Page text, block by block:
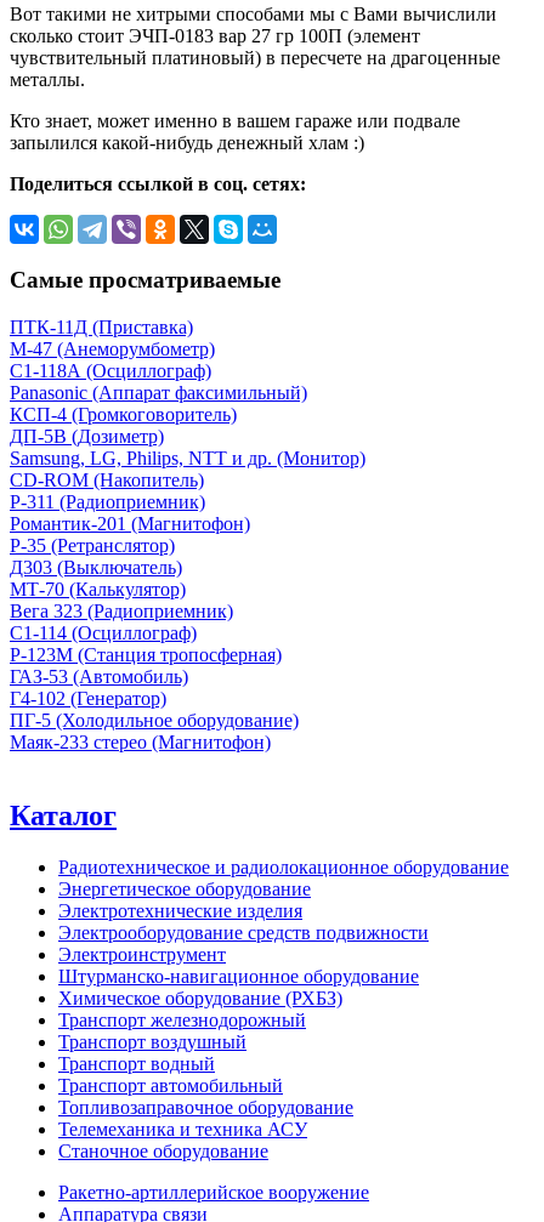
Вот такими не хитрыми способами мы с Вами вычислили
сколько стоит ЭЧП-0183 вар 27 гр 100П (элемент
чувствительный платиновый) в пересчете на драгоценные
металлы.
Кто знает, может именно в вашем гараже или подвале
запылился какой-нибудь денежный хлам :)
Поделиться ссылкой в соц. сетях:
Самые просматриваемые
ПТК-11Д (Приставка)
М-47 (Анеморумбометр)
С1-118А (Осциллограф)
Panasonic (Аппарат факсимильный)
КСП-4 (Громкоговоритель)
ДП-5В (Дозиметр)
Samsung, LG, Philips, NTT и др. (Монитор)
CD-ROM (Накопитель)
Р-311 (Радиоприемник)
Романтик-201 (Магнитофон)
Р-35 (Ретранслятор)
Д303 (Выключатель)
МТ-70 (Калькулятор)
Вега 323 (Радиоприемник)
С1-114 (Осциллограф)
Р-123М (Станция тропосферная)
ГАЗ-53 (Автомобиль)
Г4-102 (Генератор)
ПГ-5 (Холодильное оборудование)
Маяк-233 стерео (Магнитофон)
Каталог
Радиотехническое и радиолокационное оборудование
Энергетическое оборудование
Электротехнические изделия
Электрооборудование средств подвижности
Электроинструмент
Штурманско-навигационное оборудование
Химическое оборудование (РХБЗ)
Транспорт железнодорожный
Транспорт воздушный
Транспорт водный
Транспорт автомобильный
Топливозаправочное оборудование
Телемеханика и техника АСУ
Станочное оборудование
Ракетно-артиллерийское вооружение
Аппаратура связи